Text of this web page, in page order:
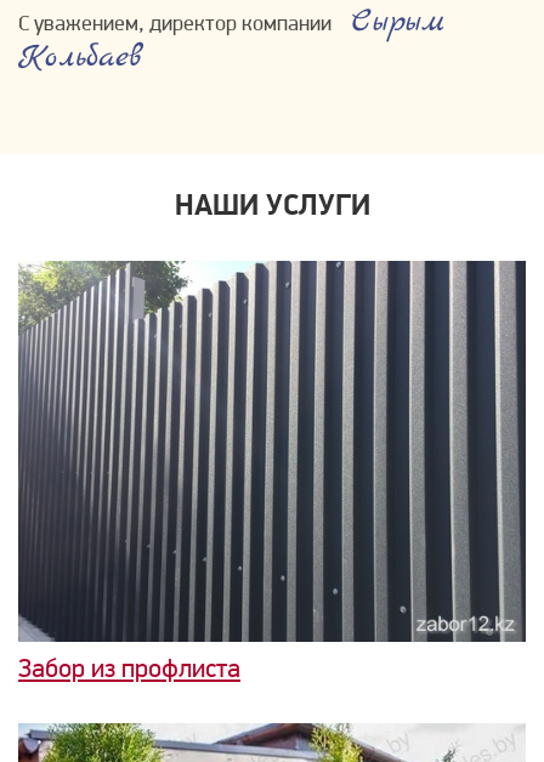
С уважением, директор компании
Сырым
Кольбаев
НАШИ УСЛУГИ
Забор из профлиста